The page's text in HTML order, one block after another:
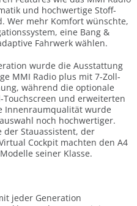
und hochwertige Stoff-
Wer mehr Komfort wünschte,
eine Bang &
Fahrwerk wählen.
wurde die Ausstattung
MMI Radio plus mit 7-Zoll-
während die optionale
und erweiterten
Innenraumqualität wurde
noch hochwertiger.
der Stauassistent, der
Cockpit machten den A4
seiner Klasse.
jeder Generation